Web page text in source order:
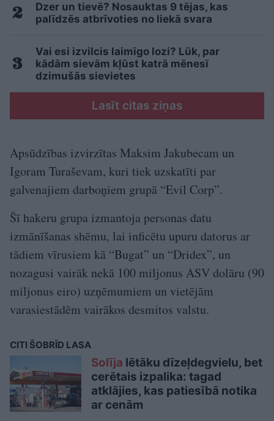
Dzer un tievē? Nosauktas 9 tējas, kas
palīdzēs atbrīvoties no liekā svara
Vai esi izvilcis laimīgo lozi? Lūk, par
kādām sievām kļūst katrā mēnesī
dzimušās sievietes
Lasīt citas ziņas
Apsūdzības izvirzītas Maksim Jakubecam un
Igoram Turaševam, kuri tiek uzskatīti par
galvenajiem darboņiem grupā “Evil Corp”.
Šī hakeru grupa izmantoja personas datu
izmānīšanas shēmu, lai inficētu upuru datorus ar
tādiem vīrusiem kā “Bugat” un “Dridex”, un
nozagusi vairāk nekā 100 miljonus ASV dolāru (90
miljonus eiro) uzņēmumiem un vietējām
varasiestādēm vairākos desmitos valstu.
CITI ŠOBRĪD LASA
Solīja lētāku dīzeļdegvielu, bet
cerētais izpalika: tagad
atklājies, kas patiesībā notika
ar cenām